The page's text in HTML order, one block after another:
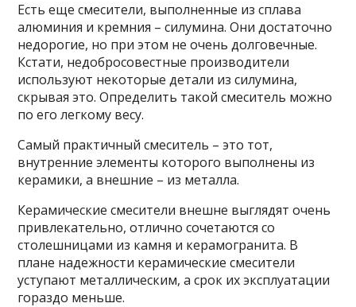
Есть еще смесители, выполненные из сплава
алюминия и кремния – силумина. Они достаточно
недорогие, но при этом не очень долговечные.
Кстати, недобросовестные производители
используют некоторые детали из силумина,
скрывая это. Определить такой смеситель можно
по его легкому весу.
Самый практичный смеситель – это тот,
внутренние элементы которого выполнены из
керамики, а внешние – из металла.
Керамические смесители внешне выглядят очень
привлекательно, отлично сочетаются со
столешницами из камня и керамогранита. В
плане надежности керамические смесители
уступают металлическим, а срок их эксплуатации
гораздо меньше.